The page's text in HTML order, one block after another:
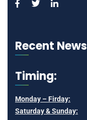
Recent News
Timing:
Monday – Firday:
Saturday & Sunday: